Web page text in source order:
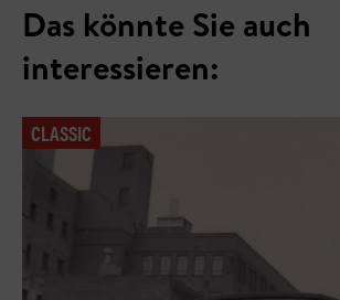
Das könnte Sie auch
interessieren:
CLASSIC